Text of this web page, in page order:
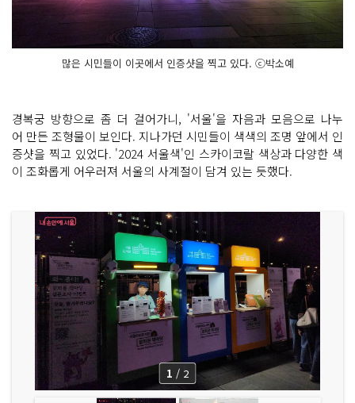
많은 시민들이 이곳에서 인증샷을 찍고 있다. ⓒ박소예
경복궁 방향으로 좀 더 걸어가니, '서울'을 자음과 모음으로 나누
어 만든 조형물이 보인다. 지나가던 시민들이 색색의 조명 앞에서 인
증샷을 찍고 있었다. '2024 서울색'인 스카이코랄 색상과 다양한 색
이 조화롭게 어우러져 서울의 사계절이 담겨 있는 듯했다.
1 / 2